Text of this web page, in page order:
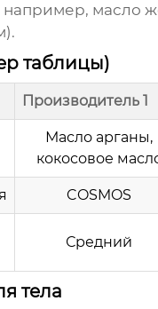
например,
таблицы)
Производитель 1
Масло арганы,
кокосовое
COSMOS
Средний
тела